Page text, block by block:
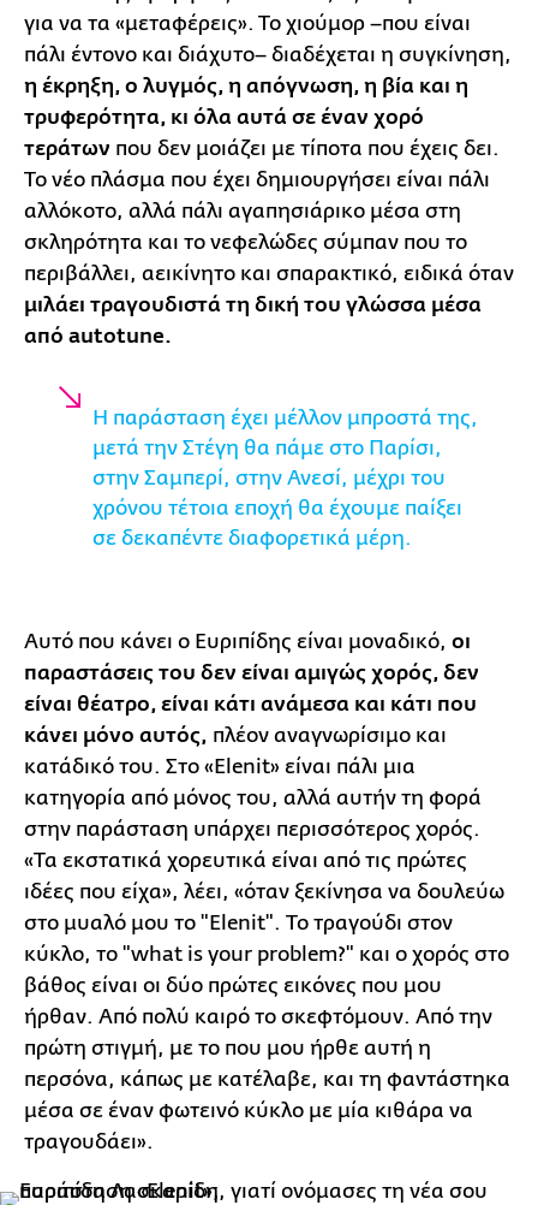
για να τα «μεταφέρεις». Το χιούμορ –που είναι
πάλι έντονο και διάχυτο– διαδέχεται η συγκίνηση,
η έκρηξη, ο λυγμός, η απόγνωση, η βία και η
τρυφερότητα, κι όλα αυτά σε έναν χορό
τεράτων που δεν μοιάζει με τίποτα που έχεις δει.
Το νέο πλάσμα που έχει δημιουργήσει είναι πάλι
αλλόκοτο, αλλά πάλι αγαπησιάρικο μέσα στη
σκληρότητα και το νεφελώδες σύμπαν που το
περιβάλλει, αεικίνητο και σπαρακτικό, ειδικά όταν
μιλάει τραγουδιστά τη δική του γλώσσα μέσα
από autotune.
Η παράσταση έχει μέλλον μπροστά της,
μετά την Στέγη θα πάμε στο Παρίσι,
στην Σαμπερί, στην Ανεσί, μέχρι του
χρόνου τέτοια εποχή θα έχουμε παίξει
σε δεκαπέντε διαφορετικά μέρη.
Αυτό που κάνει ο Ευριπίδης είναι μοναδικό, οι
παραστάσεις του δεν είναι αμιγώς χορός, δεν
είναι θέατρο, είναι κάτι ανάμεσα και κάτι που
κάνει μόνο αυτός, πλέον αναγνωρίσιμο και
κατάδικό του. Στο «Elenit» είναι πάλι μια
κατηγορία από μόνος του, αλλά αυτήν τη φορά
στην παράσταση υπάρχει περισσότερος χορός.
«Τα εκστατικά χορευτικά είναι από τις πρώτες
ιδέες που είχα», λέει, «όταν ξεκίνησα να δουλεύω
στο μυαλό μου το "Elenit". Το τραγούδι στον
κύκλο, το "what is your problem?" και ο χορός στο
βάθος είναι οι δύο πρώτες εικόνες που μου
ήρθαν. Από πολύ καιρό το σκεφτόμουν. Από την
πρώτη στιγμή, με το που μου ήρθε αυτή η
περσόνα, κάπως με κατέλαβε, και τη φαντάστηκα
μέσα σε έναν φωτεινό κύκλο με μία κιθάρα να
τραγουδάει».